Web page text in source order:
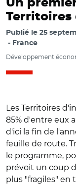
Un
Publié le 25
France
Développement
Les Territoires
85% d'entre eux
d'ici la fin de
feuille de route.
le programme,
prévoit un coup
plus "fragiles" en